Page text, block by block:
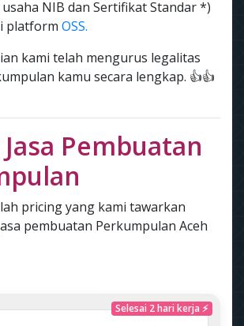
NIB dan Sertifikat Standar *)
platform OSS.
kami telah mengurus legalitas
kamu secara lengkap. 👍👍
Pembuatan
pricing yang kami tawarkan
pembuatan Perkumpulan Aceh
Selesai 2 hari kerja ⚡